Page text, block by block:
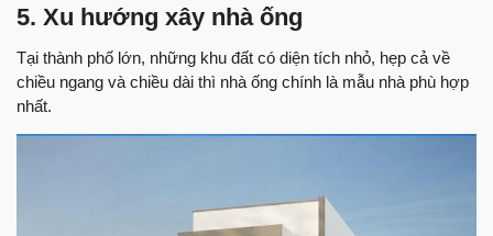
5. Xu hướng xây nhà ống
Tại thành phố lớn, những khu đất có diện tích nhỏ, hẹp cả về
chiều ngang và chiều dài thì nhà ống chính là mẫu nhà phù hợp
nhất.